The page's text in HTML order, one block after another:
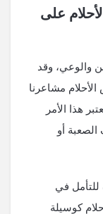
على
والوعي، وقد
مشاعرنا
هذا الأمر
أو
للتأمل في
كوسيلة